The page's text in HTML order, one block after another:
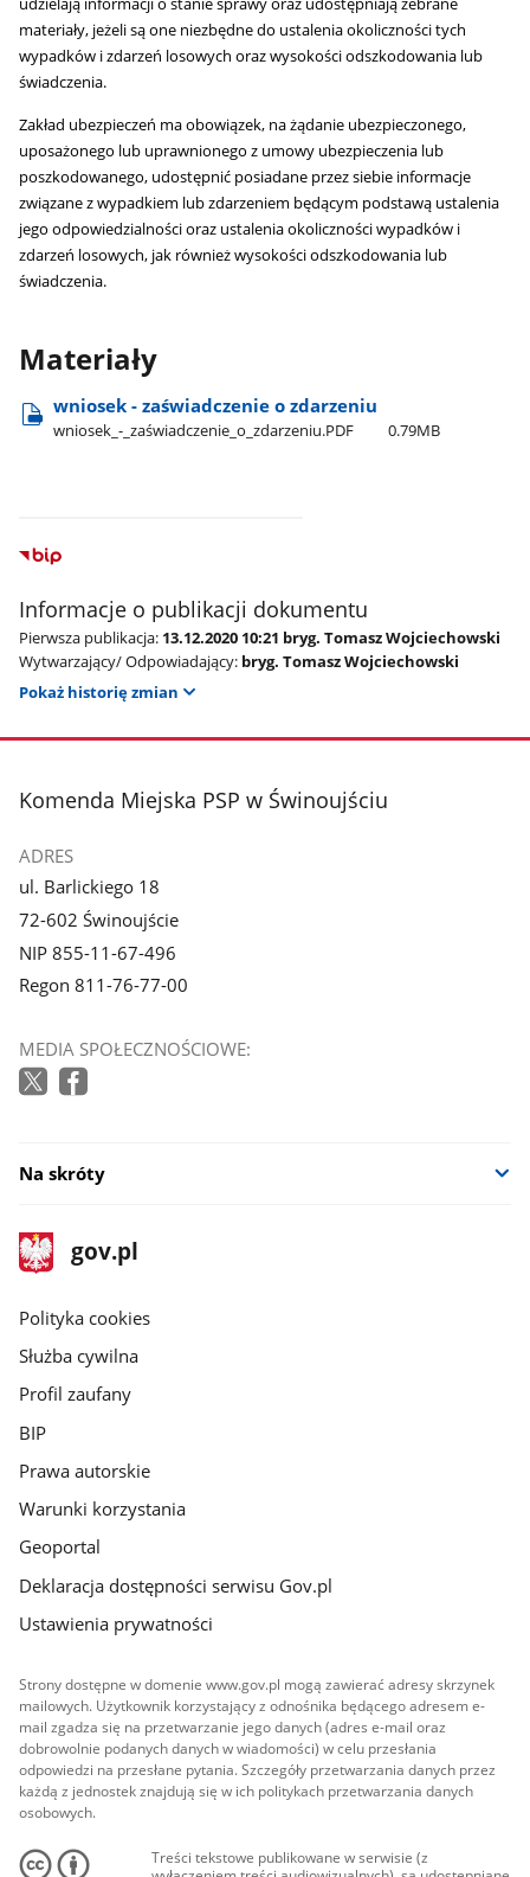
materiały, jeżeli są one niezbędne do ustalenia okoliczności tych
wypadków i zdarzeń losowych oraz wysokości odszkodowania lub
świadczenia.
Zakład ubezpieczeń ma obowiązek, na żądanie ubezpieczonego,
uposażonego lub uprawnionego z umowy ubezpieczenia lub
poszkodowanego, udostępnić posiadane przez siebie informacje
związane z wypadkiem lub zdarzeniem będącym podstawą ustalenia
jego odpowiedzialności oraz ustalenia okoliczności wypadków i
zdarzeń losowych, jak również wysokości odszkodowania lub
świadczenia.
Materiały
wniosek - zaświadczenie o zdarzeniu
wniosek​_-​_zaświadczenie​_o​_zdarzeniu.PDF 0.79MB
Informacje o publikacji dokumentu
Pierwsza publikacja: 13.12.2020 10:21 bryg. Tomasz Wojciechowski
Wytwarzający/ Odpowiadający: bryg. Tomasz Wojciechowski
Pokaż historię zmian
stopka
Komenda Miejska PSP w Świnoujściu
ADRES
ul. Barlickiego 18
72-602 Świnoujście
NIP 855-11-67-496
Regon 811-76-77-00
MEDIA SPOŁECZNOŚCIOWE:
Na skróty
stopka
gov.pl
Strona
gov.pl
gov.pl
Polityka cookies
Służba cywilna
Profil zaufany
BIP
Prawa autorskie
Warunki korzystania
Geoportal
Deklaracja dostępności serwisu Gov.pl
Ustawienia prywatności
Strony dostępne w domenie www.gov.pl mogą zawierać adresy skrzynek
mailowych. Użytkownik korzystający z odnośnika będącego adresem e-
mail zgadza się na przetwarzanie jego danych (adres e-mail oraz
dobrowolnie podanych danych w wiadomości) w celu przesłania
odpowiedzi na przesłane pytania. Szczegóły przetwarzania danych przez
każdą z jednostek znajdują się w ich politykach przetwarzania danych
osobowych.
Treści tekstowe publikowane w serwisie (z